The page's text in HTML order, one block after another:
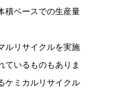
積ベースでの生産量
ルリサイクルを実施
ているものもありま
ケミカルリサイクル